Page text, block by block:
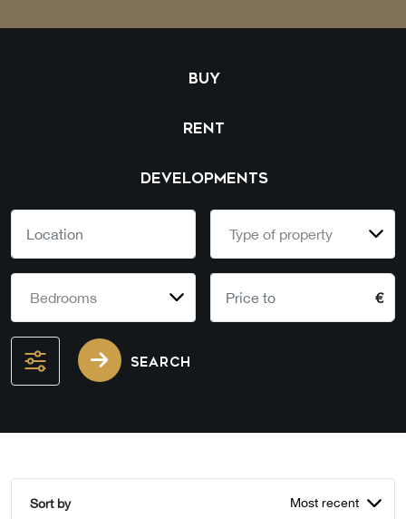
BUY
RENT
DEVELOPMENTS
Type of property
Bedrooms €
SEARCH
Sort by Most recent